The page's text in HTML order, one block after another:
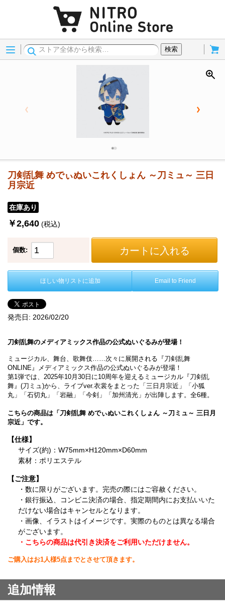
Menu
検索
刀剣乱舞 めでぃぬいこれくしょん ～刀ミュ～ 三日
月宗近
在庫あり
￥2,640 (税込)
個数: カートに入れる
ほしい物リストに追加 Email to Friend
発売日: 2026/02/20
刀剣乱舞のメディアミックス作品の公式ぬいぐるみが登場！
ミュージカル、舞台、歌舞伎……次々に展開される『刀剣乱舞
ONLINE』メディアミックス作品の公式ぬいぐるみが登場！
第1弾では、2025年10月30日に10周年を迎えるミュージカル『刀剣乱
舞』(刀ミュ)から、ライブver.衣裳をまとった「三日月宗近」「小狐
丸」「石切丸」「岩融」「今剣」「加州清光」が出陣します。全6種。
こちらの商品は「刀剣乱舞 めでぃぬいこれくしょん ～刀ミュ～ 三日月
宗近」です。
【仕様】
サイズ(約)：W75mm×H120mm×D60mm
素材：ポリエステル
【ご注意】
・数に限りがございます。完売の際にはご容赦ください。
・銀行振込、コンビニ決済の場合、指定期間内にお支払いいた
だけない場合はキャンセルとなります。
・画像、イラストはイメージです。実際のものとは異なる場合
がございます。
・こちらの商品は代引き決済をご利用いただけません。
ご購入はお1人様5点までとさせて頂きます。
追加情報